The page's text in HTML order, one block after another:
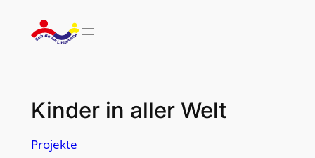
Inhalt
springen
Kinder in aller Welt
Projekte